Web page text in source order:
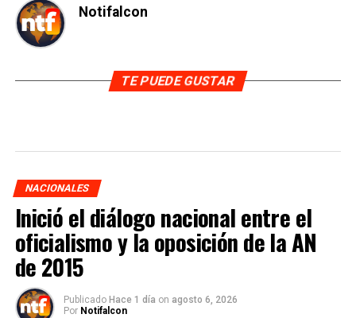
Notifalcon
TE PUEDE GUSTAR
NACIONALES
Inició el diálogo nacional entre el
oficialismo y la oposición de la AN
de 2015
Publicado Hace 1 día on agosto 6, 2026
Por Notifalcon